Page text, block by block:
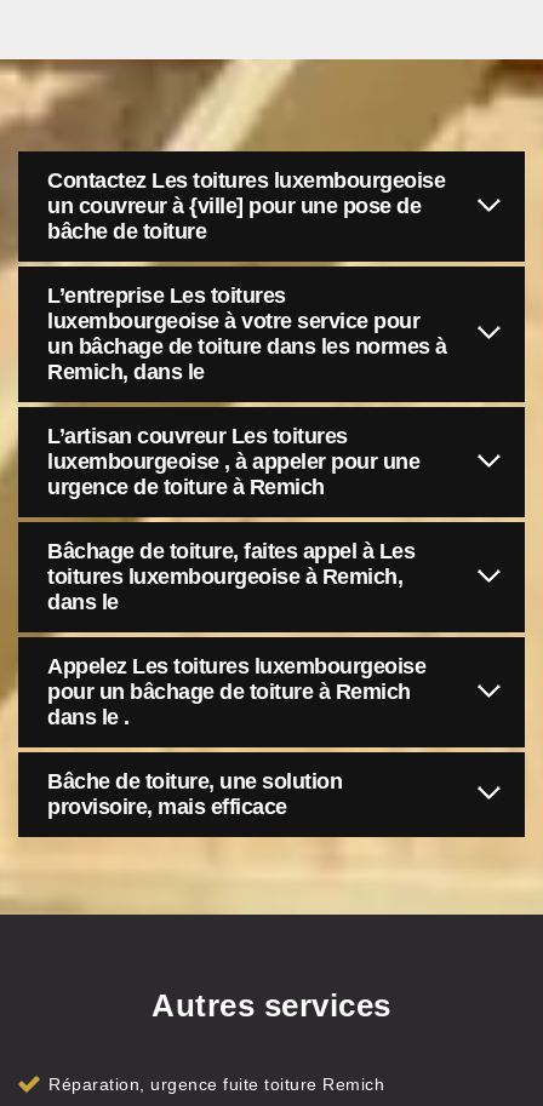
Contactez Les toitures luxembourgeoise
un couvreur à {ville] pour une pose de
bâche de toiture
L’entreprise Les toitures
luxembourgeoise à votre service pour
un bâchage de toiture dans les normes à
Remich, dans le
L’artisan couvreur Les toitures
luxembourgeoise , à appeler pour une
urgence de toiture à Remich
Bâchage de toiture, faites appel à Les
toitures luxembourgeoise à Remich,
dans le
Appelez Les toitures luxembourgeoise
pour un bâchage de toiture à Remich
dans le .
Bâche de toiture, une solution
provisoire, mais efficace
Autres services
Réparation, urgence fuite toiture Remich